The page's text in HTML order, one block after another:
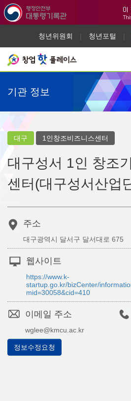
청년위원회 | 청년포털 |
기관 정보
대구 1인창조비즈니스센터
대구성서 1인 창조
센터(대구성서산업
주소
대구광역시 달서구 달서대로 675
웹사이트
https://www.k-
startup.go.kr/bizCenter/
mid=30058&cid=410
이메일 주소
wglee@kmcu.ac.kr
정보수정요청